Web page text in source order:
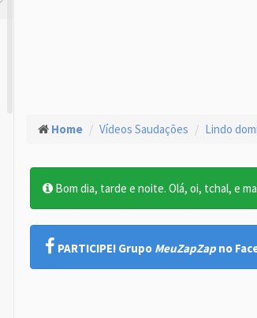
Home Vídeos Saudações Lindo
Bom dia, tarde e noite. Olá, oi, tchal, e
PARTICIPE! Grupo MeuZapZap no